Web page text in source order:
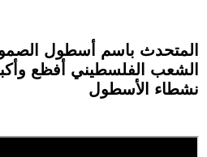
المتحدث باسم أسطول
الشعب الفلسطيني أفظع
نشطاء الأسطول